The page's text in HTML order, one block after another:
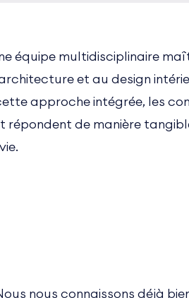
équipe multidisciplinaire
et au design
approche intégrée, les
de manière
nous connaissons déjà